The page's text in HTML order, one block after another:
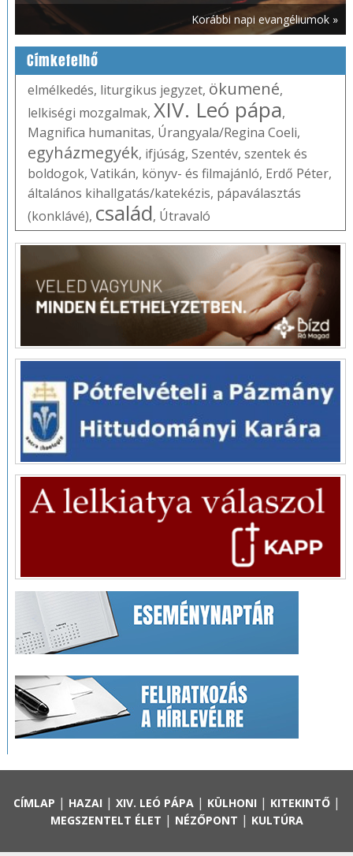
Korábbi napi evangéliumok »
Címkefelhő
elmélkedés, liturgikus jegyzet, ökumené,
lelkiségi mozgalmak, XIV. Leó pápa,
Magnifica humanitas, Úrangyala/Regina Coeli,
egyházmegyék, ifjúság, Szentév, szentek és
boldogok, Vatikán, könyv- és filmajánló, Erdő Péter,
általános kihallgatás/katekézis, pápaválasztás
(konklávé), család, Útravaló
CÍMLAP | HAZAI | XIV. LEÓ PÁPA| KÜLHONI | KITEKINTŐ|
MEGSZENTELT ÉLET | NÉZŐPONT | KULTÚRA